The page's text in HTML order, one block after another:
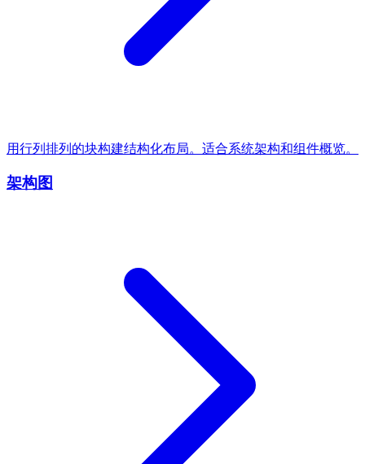
用行列排列的块构建结构化布局。适合系统架构和组件概览。
架构图